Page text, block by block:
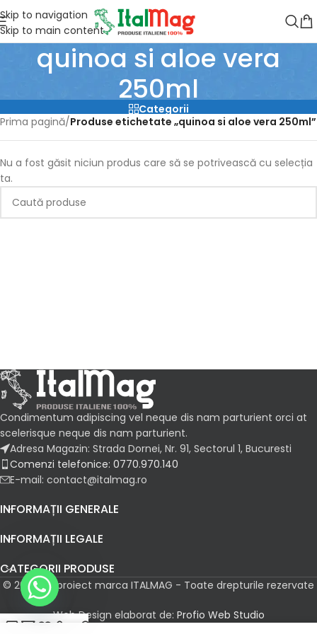
Skip to navigation
Skip to main content
quinoa si aloe vera
250ml
Categorii
Prima pagină/Produse etichetate „quinoa si aloe vera 250ml”
Nu a fost găsit niciun produs care să se potrivească cu selecția
ta.
Condimentum adipiscing vel neque dis nam parturient orci at
scelerisque neque dis nam parturient.
Adresa Magazin: Strada Dornei, Nr. 91, Sectorul 1, Bucuresti
Comenzi telefonice: 0770.970.140
E-mail: contact@italmag.ro
INFORMAȚII GENERALE
INFORMAȚII LEGALE
CATEGORII PRODUSE
© 2026 Un proiect marca ITALMAG - Toate drepturile rezervate
Web Design elaborat de: Profio Web Studio